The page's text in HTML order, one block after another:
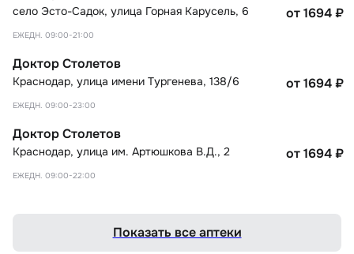
село Эсто-Садок, улица Горная Карусель, 6
ЕЖЕДН. 09:00-21:00
от 1694₽
Доктор Столетов
Краснодар, улица имени Тургенева, 138/6
ЕЖЕДН. 09:00-23:00
от 1694₽
Доктор Столетов
Краснодар, улица им. Артюшкова В.Д., 2
ЕЖЕДН. 09:00-22:00
от 1694₽
Показать все аптеки